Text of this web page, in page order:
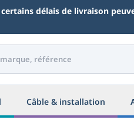
délais de livraison
Câble & installation